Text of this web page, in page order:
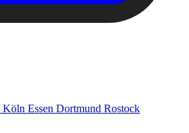
Köln Essen Dortmund Rostock